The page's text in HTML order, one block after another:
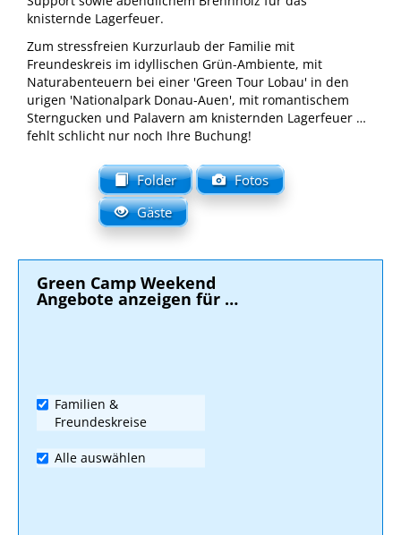
knisternde Lagerfeuer.
Zum stressfreien Kurzurlaub der Familie mit
Freundeskreis im idyllischen Grün-Ambiente, mit
Naturabenteuern bei einer 'Green Tour Lobau' in den
urigen 'Nationalpark Donau-Auen', mit romantischem
Sterngucken und Palavern am knisternden Lagerfeuer …
fehlt schlicht nur noch Ihre Buchung!
Folder
Fotos
Gäste
Green Camp Weekend
Angebote anzeigen für …
Familien &
Freundeskreise
Alle auswählen